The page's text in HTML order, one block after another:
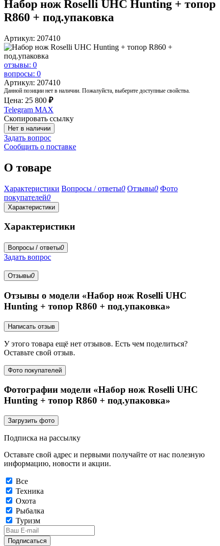
Набор нож Roselli UHC Hunting + топор
R860 + под.упаковка
Артикул: 207410
отзывы: 0
вопросы: 0
Артикул: 207410
Данной позиции нет в наличии. Пожалуйста, выберите доступные свойства.
Цена: 25 800 ₽
Telegram MAX
Скопировать ссылку
Нет в наличии
Задать вопрос
Сообщить о поставке
О товаре
Характеристики Вопросы / ответы0 Отзывы0 Фото
покупателей0
Характеристики
Характеристики
Вопросы / ответы0
Задать вопрос
Отзывы0
Отзывы о модели «Набор нож Roselli UHC
Hunting + топор R860 + под.упаковка»
Написать отзыв
У этого товара ещё нет отзывов. Есть чем поделиться?
Оставьте свой отзыв.
Фото покупателей
Фотографии модели «Набор нож Roselli UHC
Hunting + топор R860 + под.упаковка»
Загрузить фото
Подписка на рассылку
Оставьте свой адрес и первыми получайте от нас полезную
информацию, новости и акции.
Все
Техника
Охота
Рыбалка
Туризм
Подписаться